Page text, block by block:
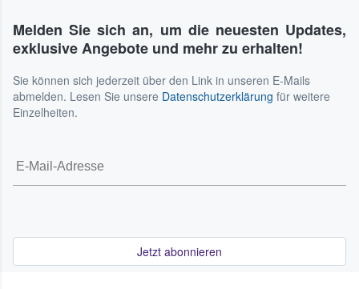
Melden Sie sich an, um die neuesten Updates,
exklusive Angebote und mehr zu erhalten!
Sie können sich jederzeit über den Link in unseren E-Mails
abmelden. Lesen Sie unsere Datenschutzerklärung für weitere
Einzelheiten.
Jetzt abonnieren